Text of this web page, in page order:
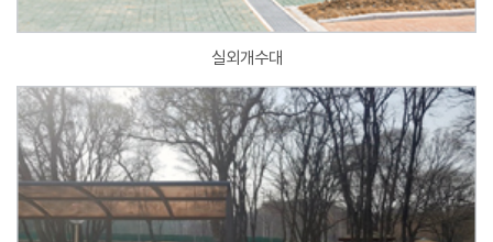
실외개수대